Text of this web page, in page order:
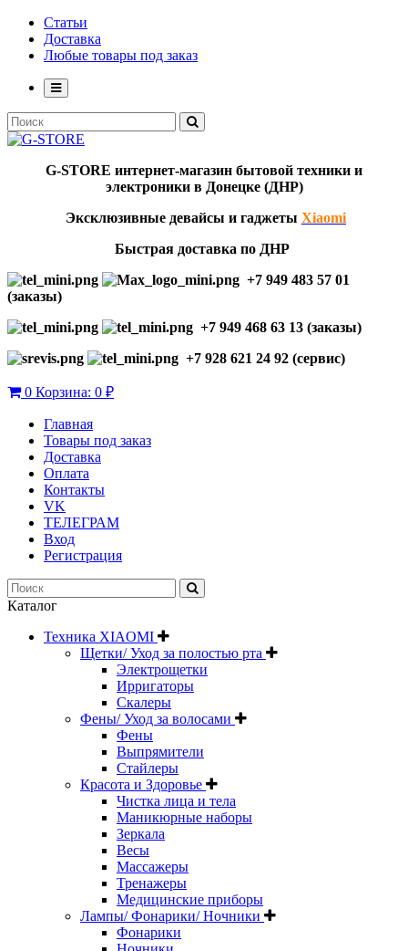
Статьи
Доставка
Любые товары под заказ
G-STORE интернет-магазин бытовой техники и
электроники в Донецке (ДНР)
Эксклюзивные девайсы и гаджеты Xiaomi
Быстрая доставка по ДНР
+7 949 483 57 01
(заказы)
+7 949 468 63 13 (заказы)
+7 928 621 24 92 (сервис)
0 Корзина: 0 ₽
Главная
Товары под заказ
Доставка
Оплата
Контакты
VK
ТЕЛЕГРАМ
Вход
Регистрация
Каталог
Техника XIAOMI
Щетки/ Уход за полостью рта
Электрощетки
Ирригаторы
Скалеры
Фены/ Уход за волосами
Фены
Выпрямители
Стайлеры
Красота и Здоровье
Чистка лица и тела
Маникюрные наборы
Зеркала
Весы
Массажеры
Тренажеры
Медицинские приборы
Лампы/ Фонарики/ Ночники
Фонарики